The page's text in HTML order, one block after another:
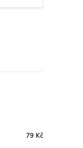
79 Kč